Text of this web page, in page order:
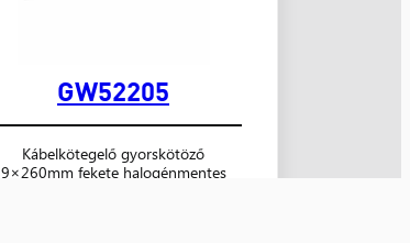
GW52205
Kábelkötegelő gyorskötöző
9×260mm fekete halogénmentes